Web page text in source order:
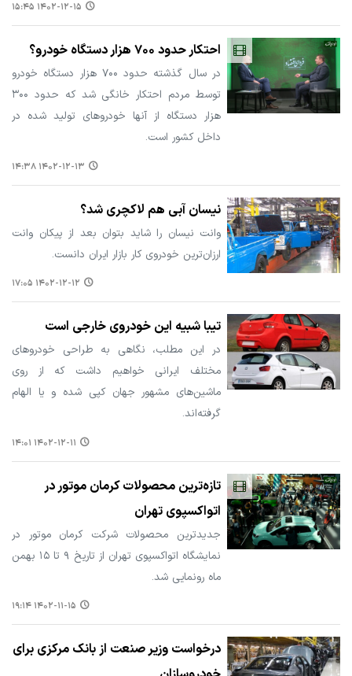
۱۴۰۲-۱۲-۱۵ ۱۵:۴۵
احتکار حدود ۷۰۰ هزار دستگاه خودرو؟
در سال گذشته حدود ۷۰۰ هزار دستگاه خودرو
توسط مردم احتکار خانگی شد که حدود ۳۰۰
هزار دستگاه از آنها خودروهای تولید شده در
داخل کشور است.
۱۴۰۲-۱۲-۱۳ ۱۴:۳۸
نیسان آبی هم لاکچری شد؟
وانت نیسان را شاید بتوان بعد از پیکان وانت
ارزان‌ترین خودروی کار بازار ایران دانست.
۱۴۰۲-۱۲-۱۲ ۱۷:۰۵
تیبا شبیه این خودروی خارجی است
در این مطلب، نگاهی به طراحی خودروهای
مختلف ایرانی خواهیم داشت که از روی
ماشین‌های مشهور جهان کپی شده و یا الهام
گرفته‌اند.
۱۴۰۲-۱۲-۱۱ ۱۴:۰۱
تازه‌ترین محصولات کرمان موتور در
اتواکسپوی تهران
جدیدترین محصولات شرکت کرمان موتور در
نمایشگاه اتواکسپوی تهران از تاریخ ۹ تا ۱۵ بهمن
ماه رونمایی شد.
۱۴۰۲-۱۱-۱۵ ۱۹:۱۴
درخواست وزیر صنعت از بانک مرکزی برای